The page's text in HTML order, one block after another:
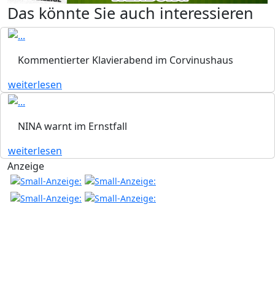
Das könnte Sie auch interessieren
Kommentierter Klavierabend im Corvinushaus
weiterlesen
NINA warnt im Ernstfall
weiterlesen
Anzeige